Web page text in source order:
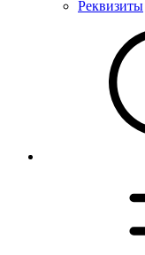
Реквизиты